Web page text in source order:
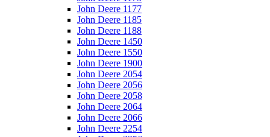
John Deere 1177
John Deere 1185
John Deere 1188
John Deere 1450
John Deere 1550
John Deere 1900
John Deere 2054
John Deere 2056
John Deere 2058
John Deere 2064
John Deere 2066
John Deere 2254